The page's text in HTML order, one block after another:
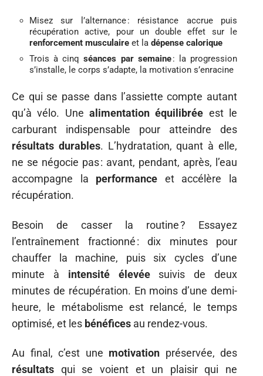
Misez sur l’alternance : résistance accrue puis
récupération active, pour un double effet sur le
renforcement musculaire et la dépense calorique
Trois à cinqséances par semaine: la progression
s’installe, le corps s’adapte, la motivation s’enracine
Ce qui se passe dans l’assiette compte autant
qu’à vélo. Une alimentation équilibrée est le
carburant indispensable pour atteindre des
résultats durables. L’hydratation, quant à elle,
ne se négocie pas : avant, pendant, après, l’eau
accompagne la performance et accélère la
récupération.
Besoin de casser la routine ? Essayez
l’entraînement fractionné : dix minutes pour
chauffer la machine, puis six cycles d’une
minute à intensité élevéesuivis de deux
minutes de récupération. En moins d’une demi-
heure, le métabolisme est relancé, le temps
optimisé, et les bénéfices au rendez-vous.
Au final, c’est une motivation préservée, des
résultats qui se voient et un plaisir qui ne